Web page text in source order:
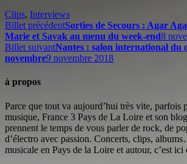
Clips, Interviews
Billet précédentSorties de Secours : Agar
Marie et Savak au menu du week-end8
Billet suivantNantes : salon international du
novembre9 novembre 2018
à propos
Parce que tout va aujourd’hui très vite, parfois
musique, France 3 Pays de La Loire et son
prennent le temps de vous parler de rock, de
d’électro avec passion. Concerts, clips,
musicale en Pays de la Loire et autour, c’est